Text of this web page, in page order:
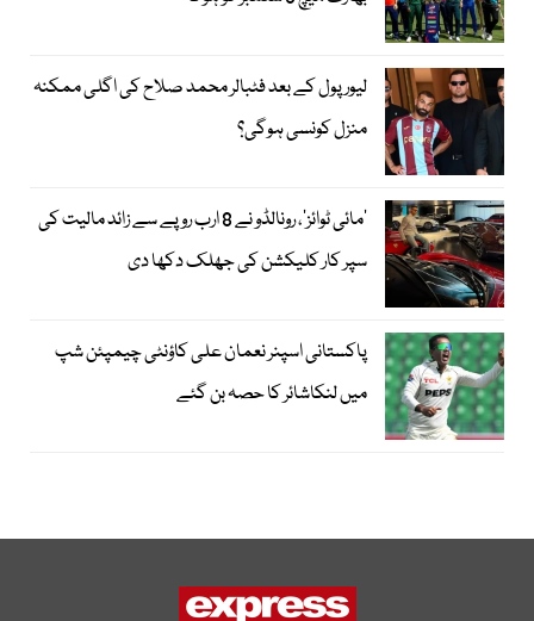
لیور پول کے بعد فٹبالر محمد صلاح کی اگلی ممکنہ
منزل کونسی ہوگی؟
’مائی ٹوائز‘، رونالڈو نے 8 ارب روپے سے زائد مالیت کی
سپر کار کلیکشن کی جھلک دکھا دی
پاکستانی اسپنر نعمان علی کاؤنٹی چیمپئن شپ
میں لنکاشائر کا حصہ بن گئے